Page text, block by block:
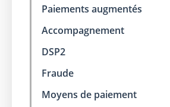
Paiements augmentés
Accompagnement
DSP2
Fraude
Moyens de paiement